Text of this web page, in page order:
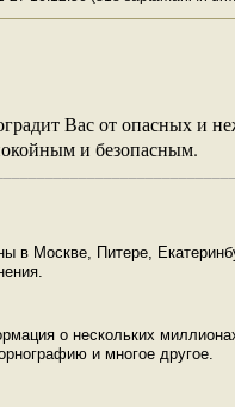
Вас от опасных и
и безопасным.
в Москве, Питере,
о нескольких
и многое другое.